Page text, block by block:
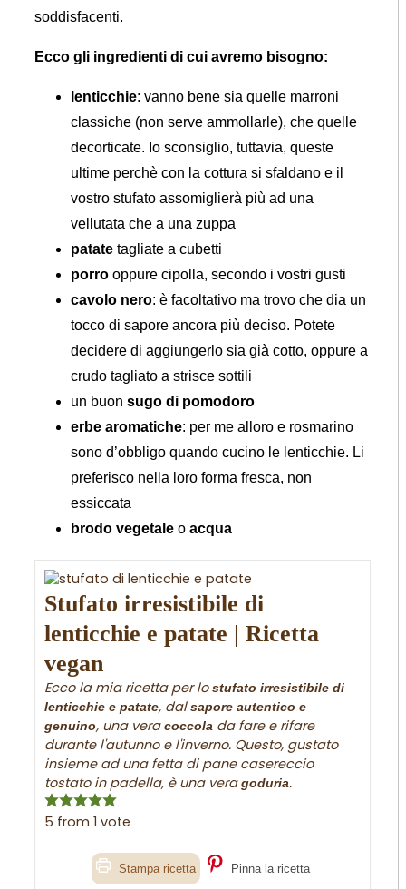
soddisfacenti.
Ecco gli ingredienti di cui avremo bisogno:
lenticchie: vanno bene sia quelle marroni
classiche (non serve ammollarle), che quelle
decorticate. Io sconsiglio, tuttavia, queste
ultime perchè con la cottura si sfaldano e il
vostro stufato assomiglierà più ad una
vellutata che a una zuppa
patatetagliate a cubetti
porrooppure cipolla, secondo i vostri gusti
cavolo nero: è facoltativo ma trovo che dia un
tocco di sapore ancora più deciso. Potete
decidere di aggiungerlo sia già cotto, oppure a
crudo tagliato a strisce sottili
un buonsugo di pomodoro
erbe aromatiche: per me alloro e rosmarino
sono d’obbligo quando cucino le lenticchie. Li
preferisco nella loro forma fresca, non
essiccata
brodo vegetale oacqua
Stufato irresistibile di
lenticchie e patate | Ricetta
vegan
Ecco la mia ricetta per lostufato irresistibile di
lenticchie e patate, dalsapore autentico e
genuino, una veracoccola da fare e rifare
durante l'autunno e l'inverno. Questo, gustato
insieme ad una fetta di pane casereccio
tostato in padella, è una veragoduria.
5 from 1 vote
Stampa ricetta Pinna la ricetta